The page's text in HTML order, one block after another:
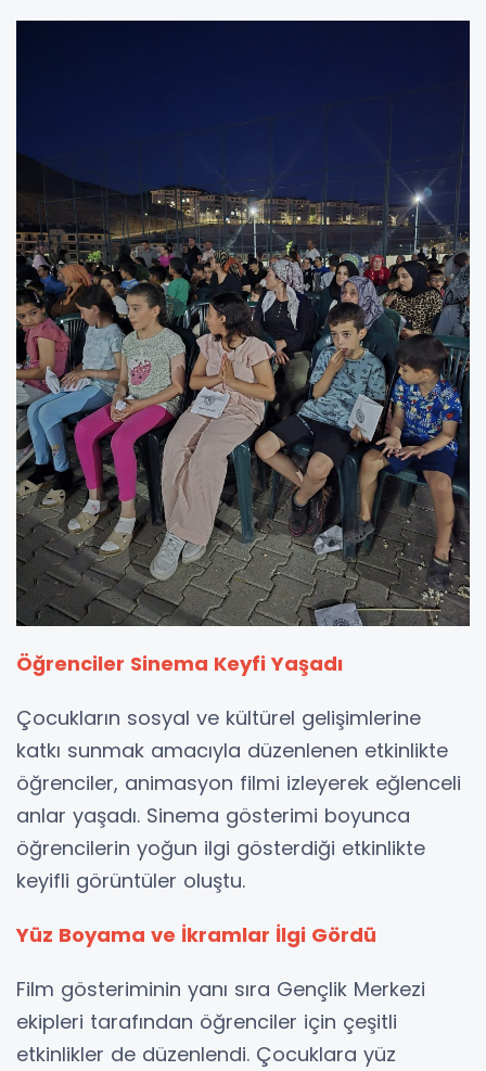
Öğrenciler Sinema Keyfi Yaşadı
Çocukların sosyal ve kültürel gelişimlerine
katkı sunmak amacıyla düzenlenen etkinlikte
öğrenciler, animasyon filmi izleyerek eğlenceli
anlar yaşadı. Sinema gösterimi boyunca
öğrencilerin yoğun ilgi gösterdiği etkinlikte
keyifli görüntüler oluştu.
Yüz Boyama ve İkramlar İlgi Gördü
Film gösteriminin yanı sıra Gençlik Merkezi
ekipleri tarafından öğrenciler için çeşitli
etkinlikler de düzenlendi. Çocuklara yüz